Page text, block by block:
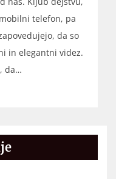
telefon, pa
da so
in elegantni videz.
da…